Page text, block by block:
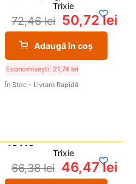
Trixie
72,46lei 50,72lei
Adaugă în coș
Economisești: 21,74 lei
În Stoc - Livrare Rapidă
Trixie
66,38lei 46,47lei